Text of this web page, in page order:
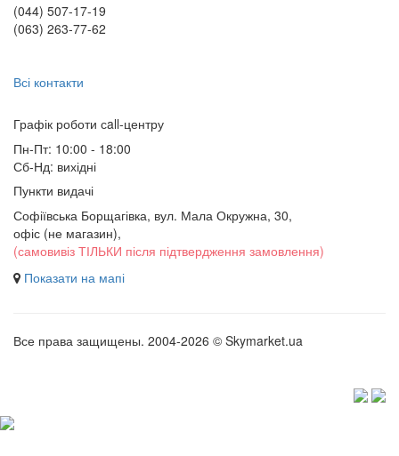
(044) 507-17-19
(063) 263-77-62
Всі контакти
Графік роботи сall-центру
Пн-Пт: 10:00 - 18:00
Сб-Нд: вихідні
Пункти видачі
Софіївська Борщагівка, вул. Мала Окружна, 30,
офіс (не магазин),
(самовивіз ТІЛЬКИ після підтвердження замовлення)
Показати на мапі
Все права защищены. 2004-2026 © Skymarket.ua